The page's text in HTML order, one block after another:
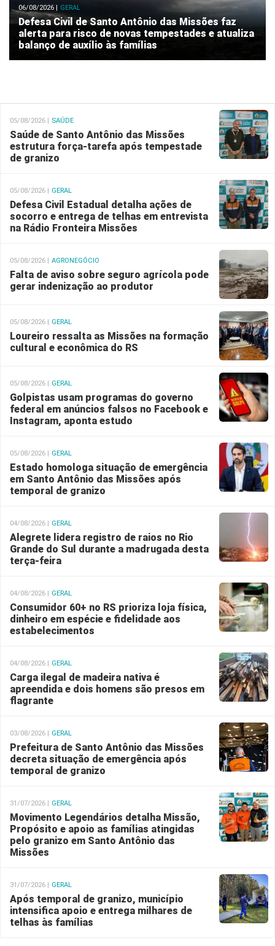
06/08/2026 | GERAL
Defesa Civil de Santo Antônio das Missões faz
alerta para risco de novas tempestades e atualiza
balanço de auxílio às famílias
05/08/2026 | SAÚDE
Saúde de Santo Antônio das Missões
estrutura força-tarefa após tempestade
de granizo
05/08/2026 | GERAL
Defesa Civil Estadual detalha ações de
socorro e entrega de telhas em entrevista
na Rádio Fronteira Missões
05/08/2026 | AGRONEGÓCIO
Falta de aviso sobre seguro agrícola pode
gerar indenização ao produtor
05/08/2026 | GERAL
Loureiro ressalta as Missões na formação
cultural e econômica do RS
05/08/2026 | GERAL
Golpistas usam programas do governo
federal em anúncios falsos no Facebook e
Instagram, aponta estudo
05/08/2026 | GERAL
Estado homologa situação de emergência
em Santo Antônio das Missões após
temporal de granizo
04/08/2026 | GERAL
Alegrete lidera registro de raios no Rio
Grande do Sul durante a madrugada desta
terça-feira
04/08/2026 | GERAL
Consumidor 60+ no RS prioriza loja física,
dinheiro em espécie e fidelidade aos
estabelecimentos
04/08/2026 | GERAL
Carga ilegal de madeira nativa é
apreendida e dois homens são presos em
flagrante
03/08/2026 | GERAL
Prefeitura de Santo Antônio das Missões
decreta situação de emergência após
temporal de granizo
31/07/2026 | GERAL
Movimento Legendários detalha Missão,
Propósito e apoio as famílias atingidas
pelo granizo em Santo Antônio das
Missões
31/07/2026 | GERAL
Após temporal de granizo, município
intensifica apoio e entrega milhares de
telhas às famílias